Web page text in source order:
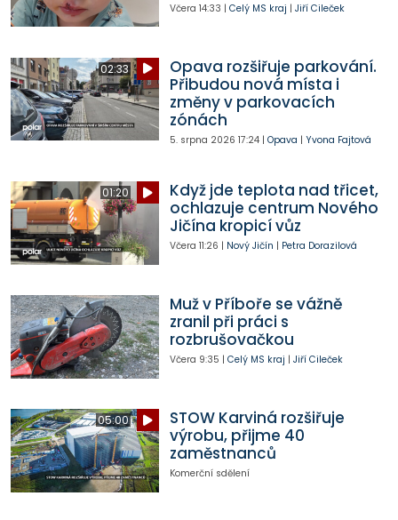
Včera 14:33 | Celý MS kraj | Jiří Cileček
02:33
Opava rozšiřuje parkování.
Přibudou nová místa i
změny v parkovacích
zónách
5. srpna 2026 17:24| Opava | Yvona Fajtová
01:20
Když jde teplota nad třicet,
ochlazuje centrum Nového
Jičína kropicí vůz
Včera 11:26 | Nový Jičín | Petra Dorazilová
Muž v Příboře se vážně
zranil při práci s
rozbrušovačkou
Včera 9:35 | Celý MS kraj | Jiří Cileček
05:00
STOW Karviná rozšiřuje
výrobu, přijme 40
zaměstnanců
Komerční sdělení